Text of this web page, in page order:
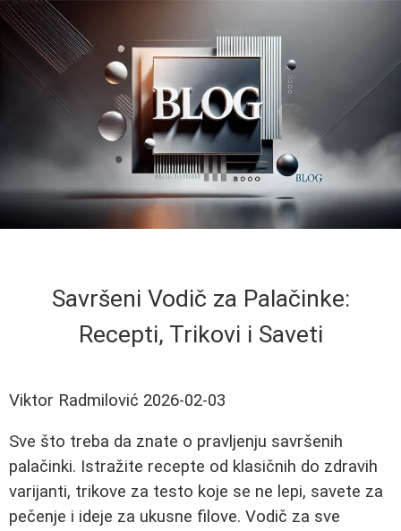
Savršeni Vodič za Palačinke:
Recepti, Trikovi i Saveti
Viktor Radmilović 2026-02-03
Sve što treba da znate o pravljenju savršenih
palačinki. Istražite recepte od klasičnih do zdravih
varijanti, trikove za testo koje se ne lepi, savete za
pečenje i ideje za ukusne filove. Vodič za sve